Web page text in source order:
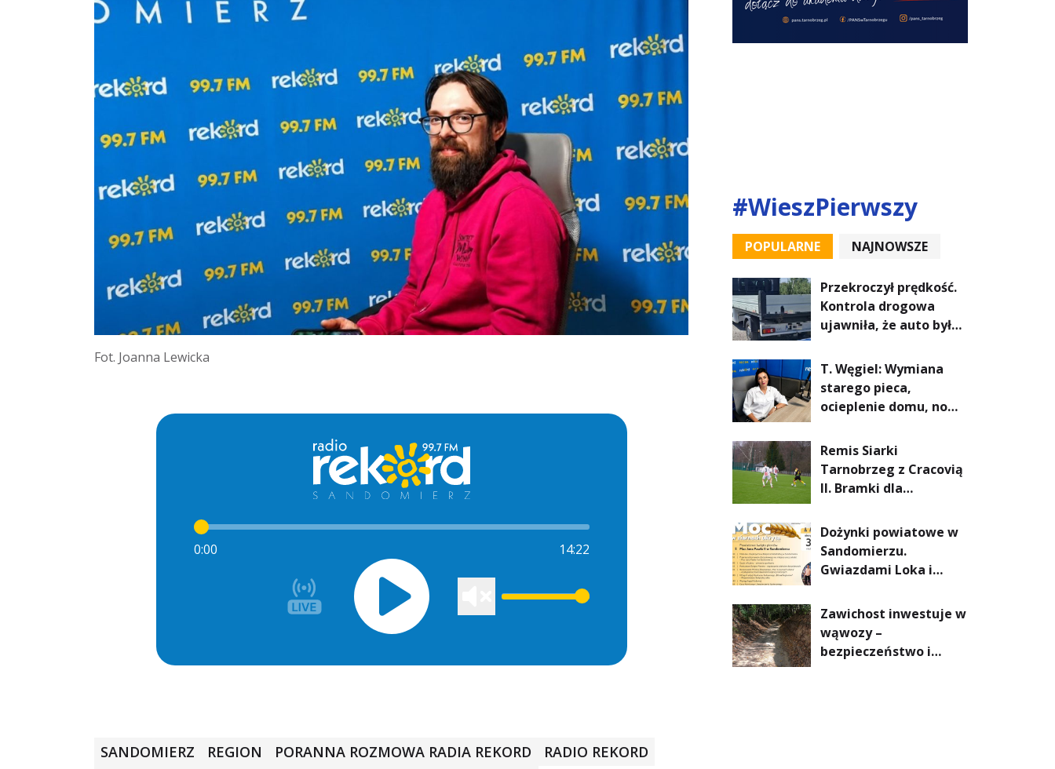
Fot. Joanna Lewicka
0:00 14:22
SANDOMIERZ REGION PORANNA ROZMOWA RADIA REKORD
RADIO REKORD
#WieszPierwszy
POPULARNE
Przekroczył prędkość.
Kontrola drogowa
ujawniła, że auto było
T. Węgiel: Wymiana
starego pieca,
ocieplenie domu, nowe
źródło ogrzewania – to
mniejsze rachunki za
energię, lepszy
Remis Siarki
Tarnobrzeg z Cracovią
II. Bramki dla
rzutu karnego.
Dożynki powiatowe w
Sandomierzu.
Gwiazdami Loka i
Zawichost inwestuje w
wąwozy –
bezpieczeństwo i
NAJNOWSZE